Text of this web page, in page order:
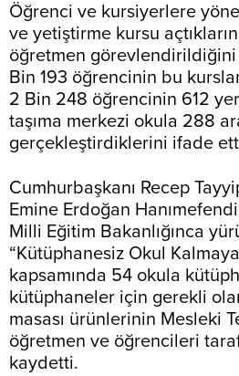
Öğrenci ve kursiyerlere
ve yetiştirme kursu
öğretmen
Bin 193 öğrencinin bu
2 Bin 248 öğrencinin 612
taşıma merkezi okula 288
gerçekleştirdiklerini ifade
Cumhurbaşkanı Recep
Emine Erdoğan
Milli Eğitim Bakanlığınca
“Kütüphanesiz Okul
kapsamında 54 okula
kütüphaneler için gerekli
masası ürünlerinin Mesleki
öğretmen ve öğrencileri
kaydetti.